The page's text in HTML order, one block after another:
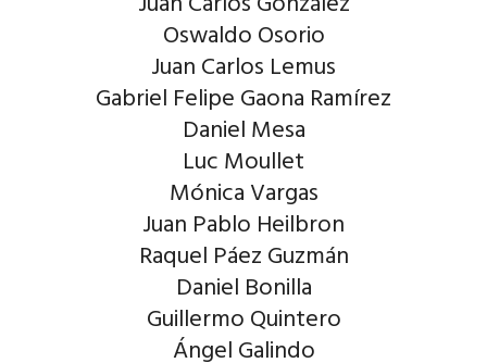
Oswaldo Osorio
Juan Carlos Lemus
Gabriel Felipe Gaona Ramírez
Daniel Mesa
Luc Moullet
Mónica Vargas
Juan Pablo Heilbron
Raquel Páez Guzmán
Daniel Bonilla
Guillermo Quintero
Ángel Galindo